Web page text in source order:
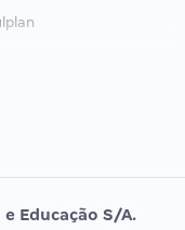
Educação S/A.